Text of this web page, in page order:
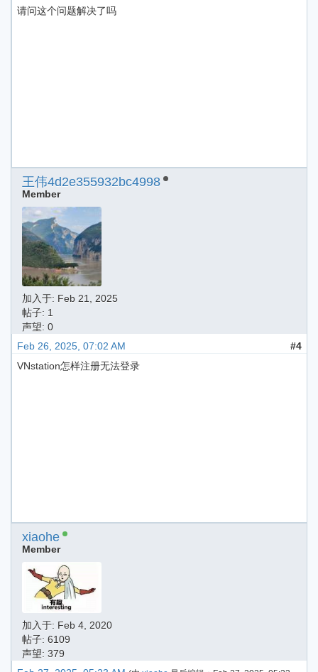
请问这个问题解决了吗
王伟4d2e355932bc4998
Member
加入于: Feb 21, 2025
帖子: 1
声望: 0
Feb 26, 2025, 07:02 AM
#4
VNstation怎样注册无法登录
xiaohe
Member
加入于: Feb 4, 2020
帖子: 6109
声望: 379